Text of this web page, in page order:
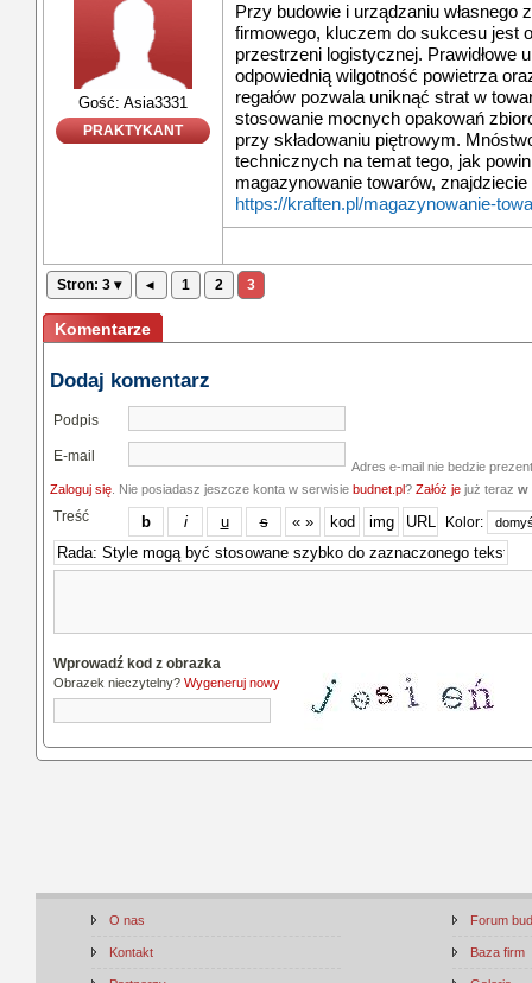
Gość: Asia3331
PRAKTYKANT
Przy budowie i urządzaniu własnego
firmowego, kluczem do sukcesu jest
przestrzeni logistycznej. Prawidłowe
odpowiednią wilgotność powietrza
regałów pozwala uniknąć strat w
stosowanie mocnych opakowań
przy składowaniu piętrowym.
technicznych na temat tego, jak
magazynowanie towarów, znajdziecie
https://kraften.pl/magazynowanie-
Stron: 3 ▾ ◂ 1 2 3
Komentarze
Dodaj komentarz
Podpis
E-mail
Adres e-mail nie bedzie
Zaloguj się . Nie posiadasz jeszcze konta w serwisie budnet.pl? Załóż je już teraz w
Treść Kolor:
Wprowadź kod z obrazka
Obrazek nieczytelny? Wygeneruj nowy
O nas
Kontakt
Forum
Baza firm